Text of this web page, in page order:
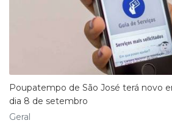
Poupatempo de São José terá novo
dia 8 de setembro
Geral